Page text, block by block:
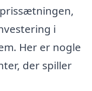
i
Her er nogle
der spiller